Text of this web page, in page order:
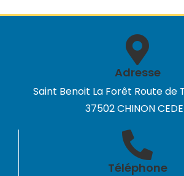
Adresse
Saint Benoit La Forêt Route de
37502 CHINON
Téléphone